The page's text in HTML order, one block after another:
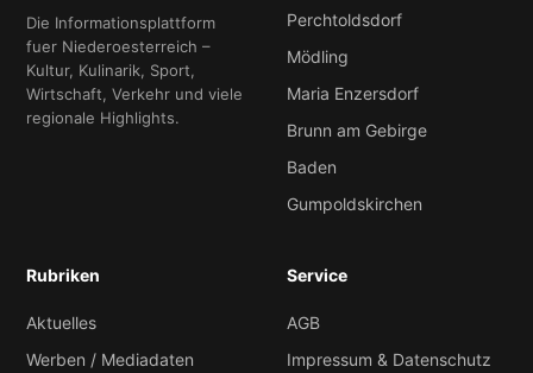
Die Informationsplattform
fuer Niederoesterreich –
Kultur, Kulinarik, Sport,
Wirtschaft, Verkehr und viele
regionale Highlights.
Perchtoldsdorf
Mödling
Maria Enzersdorf
Brunn am Gebirge
Baden
Gumpoldskirchen
Rubriken
Aktuelles
Werben / Mediadaten
Service
AGB
Impressum & Datenschutz